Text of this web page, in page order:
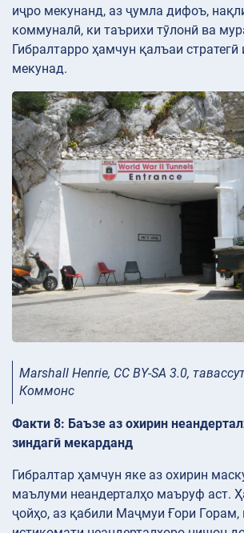
иҷро мекунанд, аз ҷумла дифоъ,
коммуналӣ, ки таърихи тӯлонӣ ва
Гибралтарро ҳамчун қалъаи стратегӣ
мекунад.
Marshall Henrie, CC BY-SA 3.0,
Коммонс
Факти 8: Баъзе аз охирин
зиндагӣ мекарданд
Гибралтар ҳамчун яке аз охирин
маълуми неандерталҳо маъруф аст.
ҷойҳо, аз қабили Маҷмуи Ғори